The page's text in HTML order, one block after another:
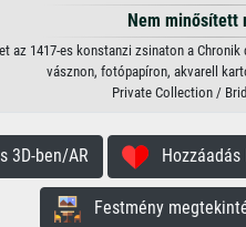
Nem minősített
az 1417-es konstanzi zsinaton a
vásznon, fotópapíron, akvarell
Private Collection /
3D-ben/AR Hozzáadás
Festmény